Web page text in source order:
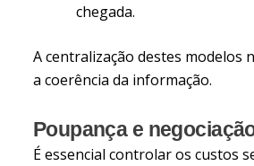
chegada.
A centralização destes modelos
a coerência da informação.
Poupança e
É essencial controlar os custos